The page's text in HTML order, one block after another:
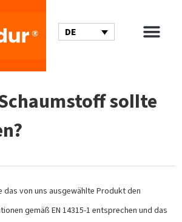
DE
sollte
das von uns ausgewählte Produkt den
gemäß EN 14315-1 entsprechen und das